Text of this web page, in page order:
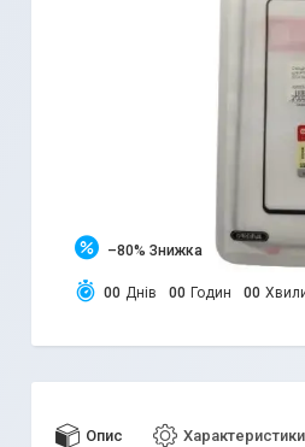
–80%
00 Днів 00 Годин 00
Опис Характеристики